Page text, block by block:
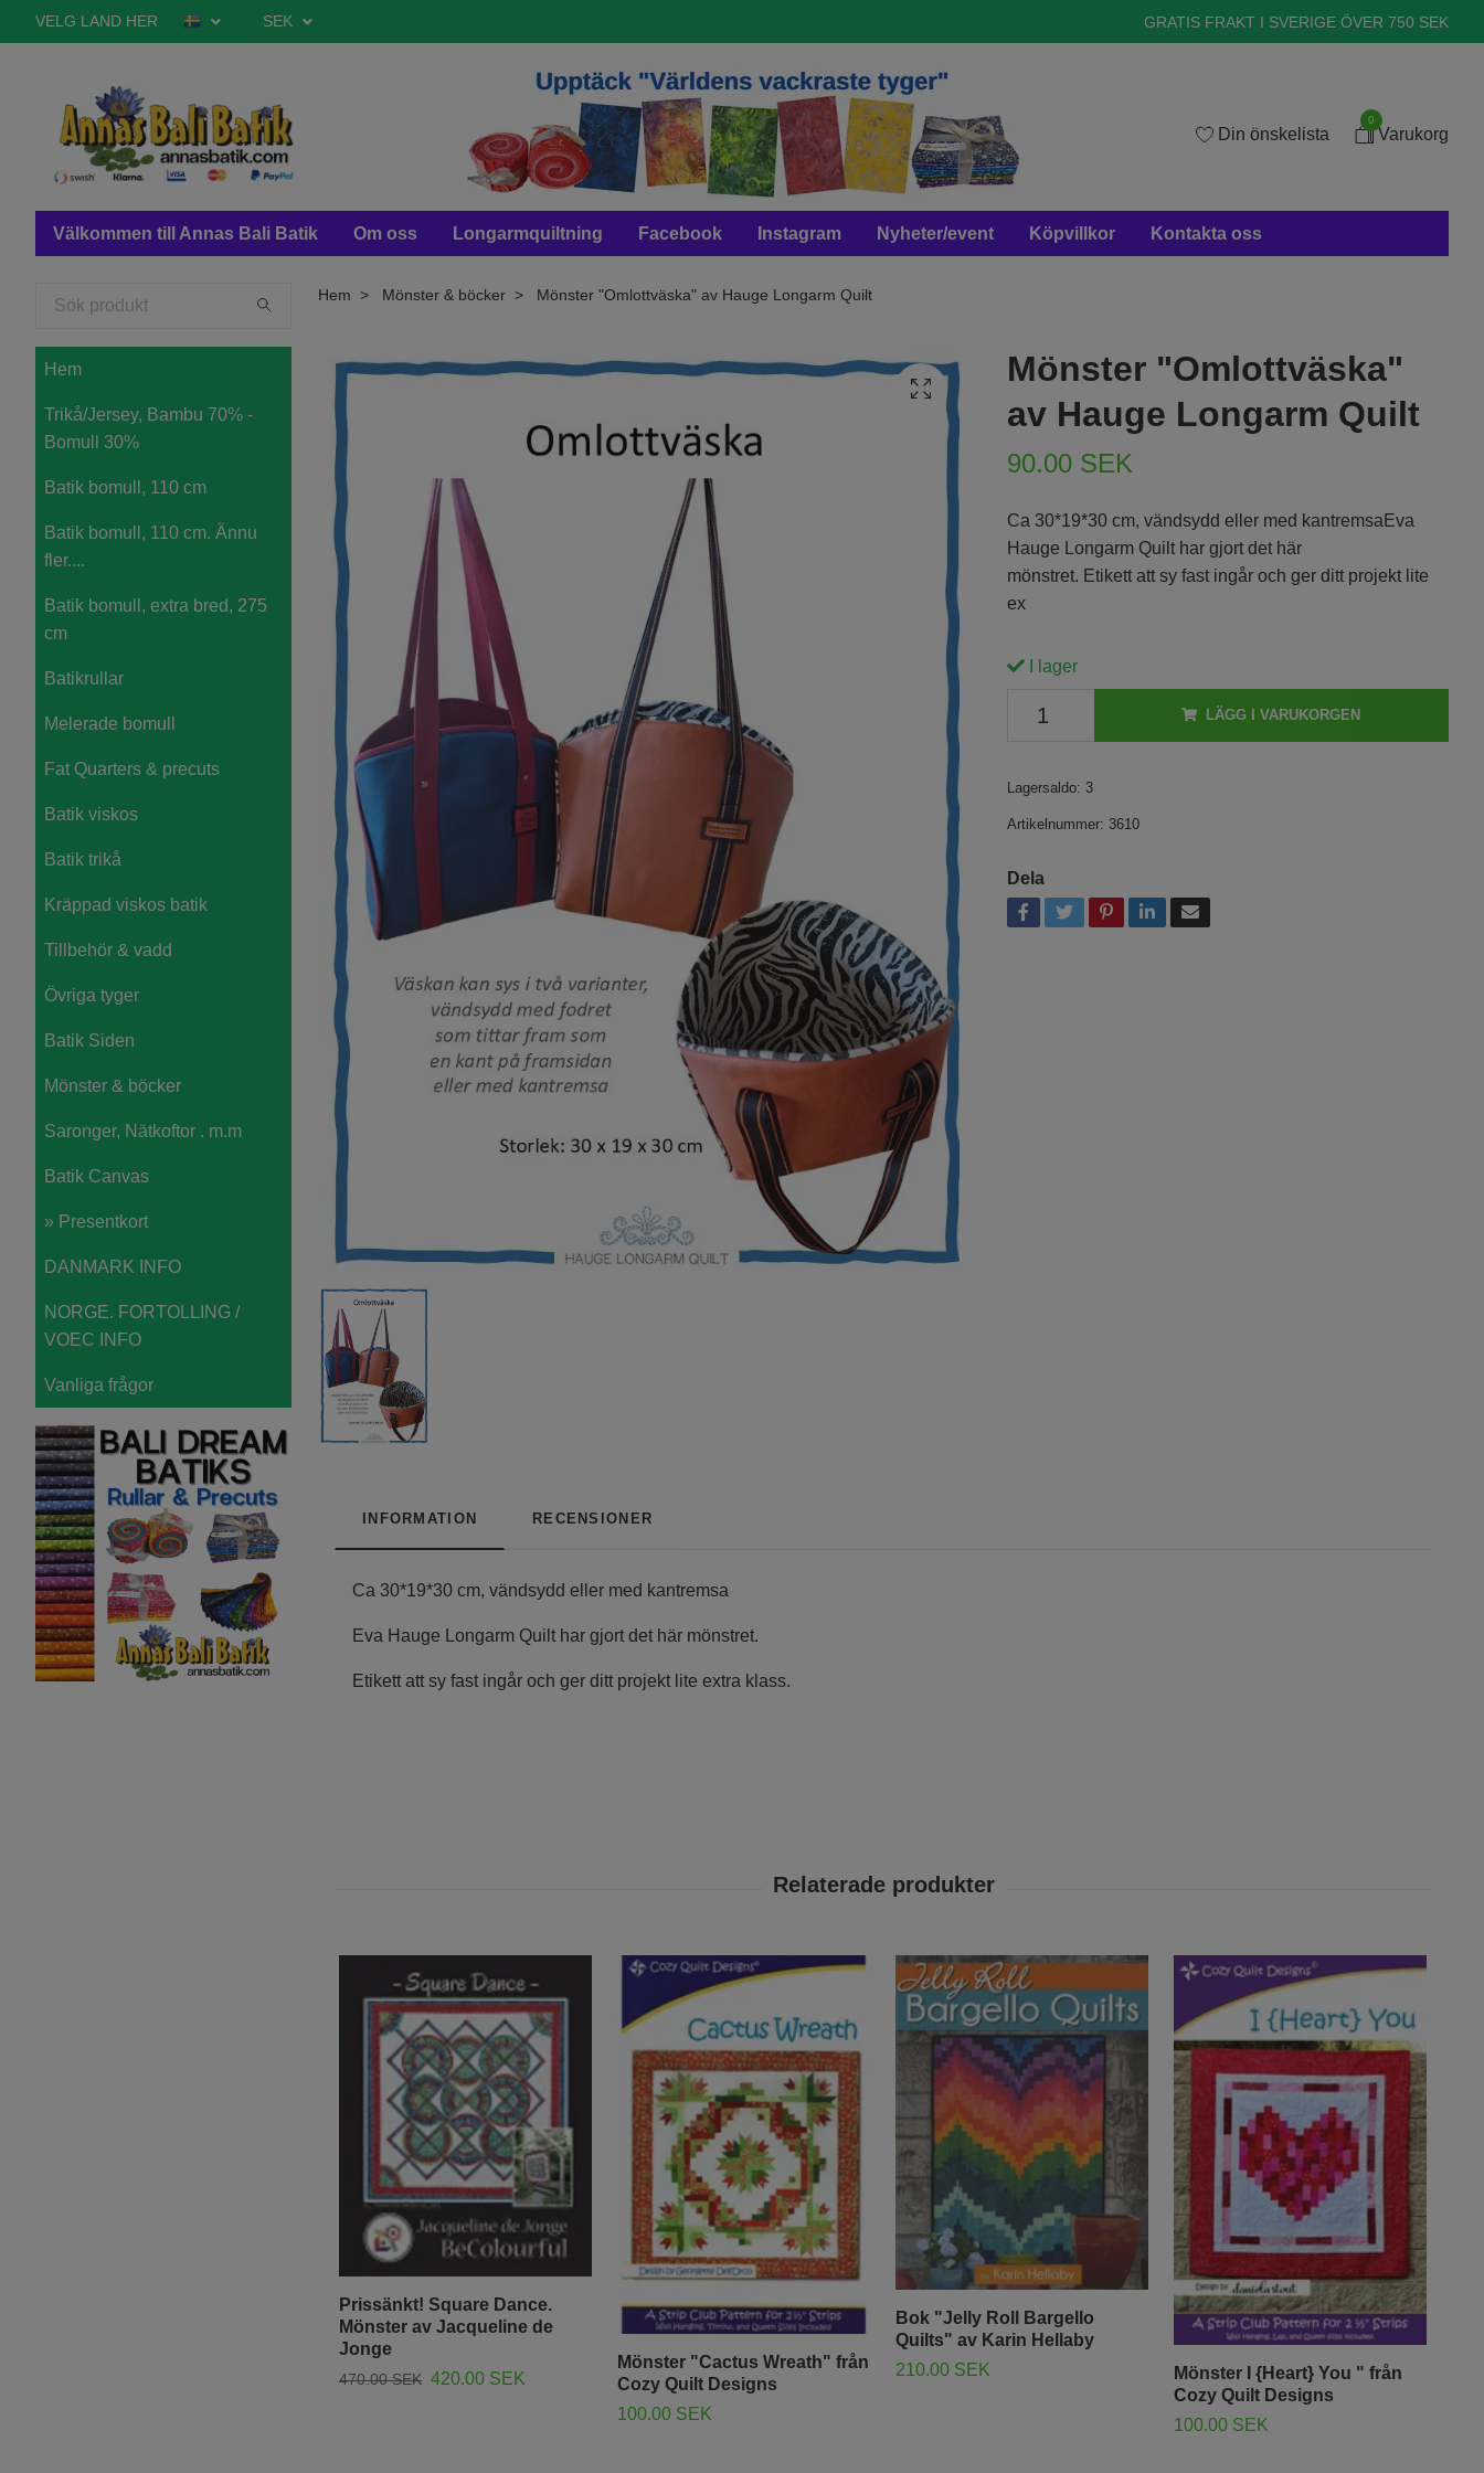
VELG LAND HER SEK GRATIS FRAKT I SVERIGE ÖVER 750 SEK
Din önskelista
0
Varukorg
Välkommen till Annas Bali Batik Om oss Longarmquiltning Facebook Instagram Nyheter/event Köpvillkor Kontakta oss
Hem
Trikå/Jersey, Bambu 70% -
Bomull 30%
Batik bomull, 110 cm
Batik bomull, 110 cm. Ännu
fler....
Batik bomull, extra bred, 275
cm
Batikrullar
Melerade bomull
Fat Quarters & precuts
Batik viskos
Batik trikå
Kräppad viskos batik
Tillbehör & vadd
Övriga tyger
Batik Siden
Mönster & böcker
Saronger, Nätkoftor . m.m
Batik Canvas
» Presentkort
DANMARK INFO
NORGE. FORTOLLING /
VOEC INFO
Vanliga frågor
Hem Mönster & böcker Mönster "Omlottväska" av Hauge Longarm Quilt
Mönster "Omlottväska"
av Hauge Longarm Quilt
90.00 SEK
Ca 30*19*30 cm, vändsydd eller med kantremsaEva
Hauge Longarm Quilt har gjort det här
mönstret. Etikett att sy fast ingår och ger ditt projekt lite
ex
I lager
LÄGG I VARUKORGEN
Lagersaldo: 3
Artikelnummer: 3610
Dela
INFORMATION RECENSIONER
Ca 30*19*30 cm, vändsydd eller med kantremsa
Eva Hauge Longarm Quilt har gjort det här mönstret.
Etikett att sy fast ingår och ger ditt projekt lite extra klass.
Prissänkt! Square Dance.
Mönster av Jacqueline de
Jonge
470.00 SEK 420.00 SEK
Mönster "Cactus Wreath" från
Cozy Quilt Designs
100.00 SEK
Bok "Jelly Roll Bargello
Quilts" av Karin Hellaby
210.00 SEK
Mönster I {Heart} You " från
Cozy Quilt Designs
100.00 SEK